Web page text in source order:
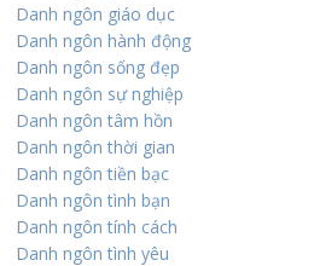
Danh ngôn giáo dục
Danh ngôn hành động
Danh ngôn sống đẹp
Danh ngôn sự nghiệp
Danh ngôn tâm hồn
Danh ngôn thời gian
Danh ngôn tiền bạc
Danh ngôn tình bạn
Danh ngôn tính cách
Danh ngôn tình yêu